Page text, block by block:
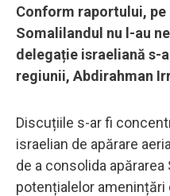
Conform raportului,
Somalilandul nu l-au
delegație israeliană s-
regiunii, Abdirahman
Discuțiile s-ar fi
israelian de apărare
de a consolida
potențialelor amenințări